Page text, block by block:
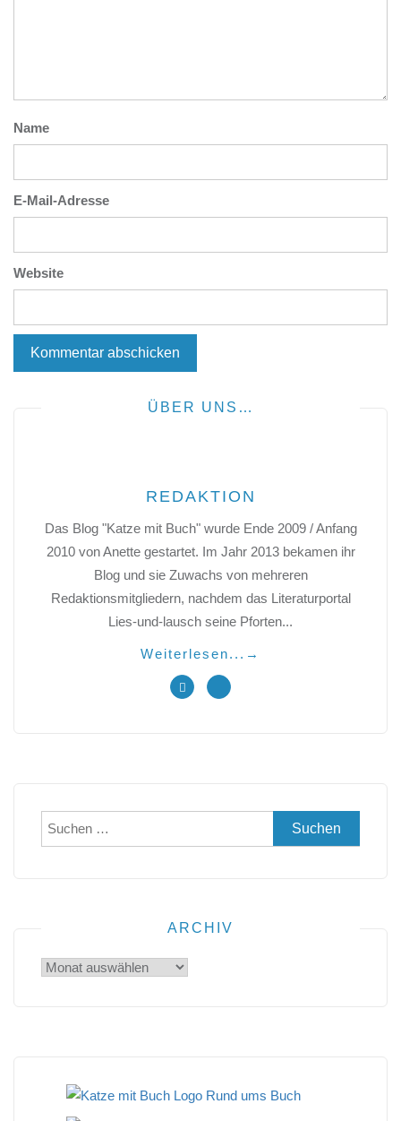
Name
E-Mail-Adresse
Website
ÜBER UNS…
REDAKTION
Das Blog "Katze mit Buch" wurde Ende 2009 / Anfang
2010 von Anette gestartet. Im Jahr 2013 bekamen ihr
Blog und sie Zuwachs von mehreren
Redaktionsmitgliedern, nachdem das Literaturportal
Lies-und-lausch seine Pforten...
Weiterlesen... →
Suchen
nach:
ARCHIV
Archiv